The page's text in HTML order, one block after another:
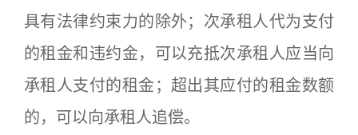
具有法律约束力的除外；次承租人代为支付
的租金和违约金，可以充抵次承租人应当向
承租人支付的租金；超出其应付的租金数额
的，可以向承租人追偿。